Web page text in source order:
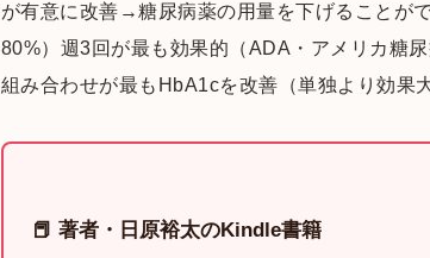
が有意に改善→糖尿病薬の用量を下げることが
80%）週3回が最も効果的（ADA・アメリカ糖
組み合わせが最もHbA1cを改善（単独より効果大
📕 著者・日原裕太のKindle書籍